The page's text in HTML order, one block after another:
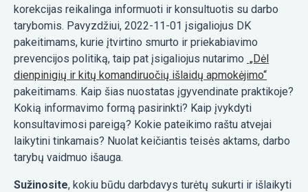
korekcijas reikalinga informuoti ir konsultuotis su darbo
tarybomis. Pavyzdžiui, 2022-11-01 įsigaliojus DK
pakeitimams, kurie įtvirtino smurto ir priekabiavimo
prevencijos politiką, taip pat įsigaliojus nutarimo „Dėl
dienpinigių ir kitų komandiruočių išlaidų apmokėjimo“
pakeitimams. Kaip šias nuostatas įgyvendinate praktikoje?
Kokią informavimo formą pasirinkti? Kaip įvykdyti
konsultavimosi pareigą? Kokie pateikimo raštu atvejai
laikytini tinkamais? Nuolat keičiantis teisės aktams, darbo
tarybų vaidmuo išauga.
Sužinosite, kokiu būdu darbdavys turėtų sukurti ir išlaikyti